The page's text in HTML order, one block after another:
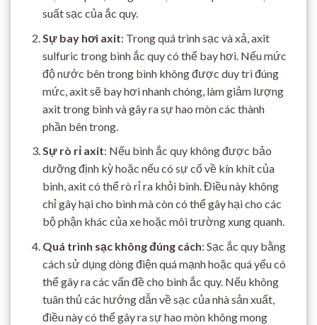
suất sạc của ắc quy.
Sự bay hơi axit: Trong quá trình sạc và xả, axit
sulfuric trong bình ắc quy có thể bay hơi. Nếu mức
độ nước bên trong bình không được duy trì đúng
mức, axit sẽ bay hơi nhanh chóng, làm giảm lượng
axit trong bình và gây ra sự hao mòn các thành
phần bên trong.
Sự rò rỉ axit: Nếu bình ắc quy không được bảo
dưỡng định kỳ hoặc nếu có sự cố về kín khít của
bình, axit có thể rò rỉ ra khỏi bình. Điều này không
chỉ gây hại cho bình mà còn có thể gây hại cho các
bộ phận khác của xe hoặc môi trường xung quanh.
Quá trình sạc không đúng cách: Sạc ắc quy bằng
cách sử dụng dòng điện quá mạnh hoặc quá yếu có
thể gây ra các vấn đề cho bình ắc quy. Nếu không
tuân thủ các hướng dẫn về sạc của nhà sản xuất,
điều này có thể gây ra sự hao mòn không mong